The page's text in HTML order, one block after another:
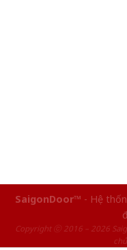
SaigonDoor™ - Hệ
Copyright ⓒ 2016 – 2026